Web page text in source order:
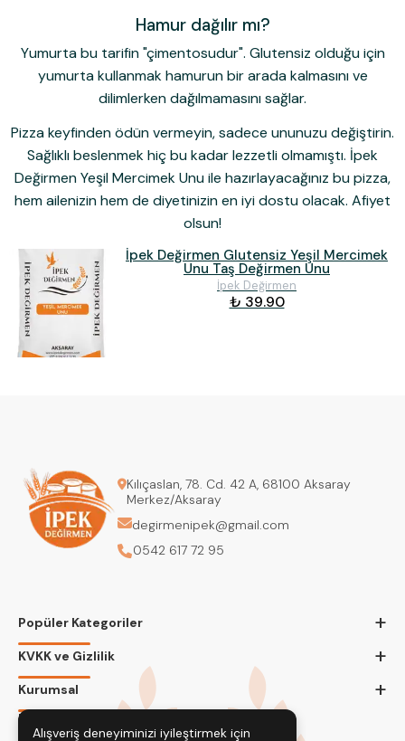
Hamur dağılır mı?
Yumurta bu tarifin "çimentosudur". Glutensiz olduğu için
yumurta kullanmak hamurun bir arada kalmasını ve
dilimlerken dağılmamasını sağlar.
Pizza keyfinden ödün vermeyin, sadece ununuzu değiştirin.
Sağlıklı beslenmek hiç bu kadar lezzetli olmamıştı. İpek
Değirmen Yeşil Mercimek Unuile hazırlayacağınız bu pizza,
hem ailenizin hem de diyetinizin en iyi dostu olacak. Afiyet
olsun!
İpek Değirmen Glutensiz Yeşil Mercimek
Unu Taş Değirmen Unu
İpek Değirmen
₺ 39.90
Kılıçaslan, 78. Cd. 42 A, 68100 Aksaray
Merkez/Aksaray
degirmenipek@gmail.com
0542 617 72 95
Popüler Kategoriler +
KVKK ve Gizlilik +
Kurumsal +
Bizi Takip Edin
Alışveriş deneyiminizi iyileştirmek için